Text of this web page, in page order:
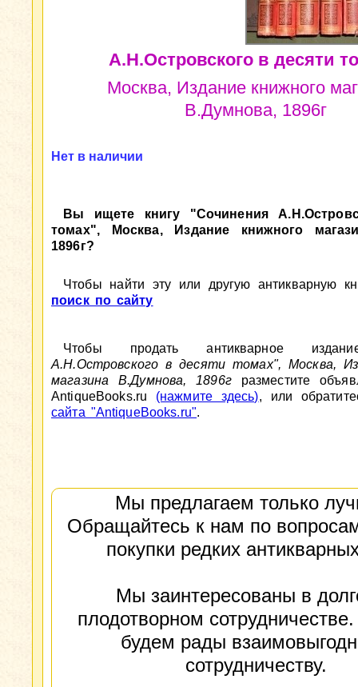
А.Н.Островского в десяти
Москва, Издание книжного
В.Думнова, 1896г
Нет в наличии
Вы ищете книгу "Сочинения
томах", Москва, Издание книжного
1896г?
Чтобы найти эту или другую антикварную
поиск по сайту
Чтобы продать антикварное
А.Н.Островского в десяти томах", Москва,
магазина В.Думнова, 1896гразместите
AntiqueBooks.ru (нажмите здесь), или
сайта "AntiqueBooks.ru".
Мы предлагаем только
Обращайтесь к нам по
покупки редких
Мы заинтересованы в
плодотворном
будем рады
сотрудничеству.